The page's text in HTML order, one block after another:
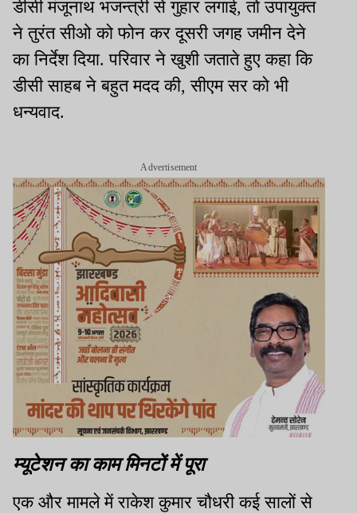
डीसी मंजूनाथ भजन्त्री से गुहार लगाई, तो उपायुक्त
ने तुरंत सीओ को फोन कर दूसरी जगह जमीन देने
का निर्देश दिया. परिवार ने खुशी जताते हुए कहा कि
डीसी साहब ने बहुत मदद की, सीएम सर को भी
धन्यवाद.
Advertisement
म्यूटेशन का काम मिनटों में पूरा
एक और मामले में राकेश कुमार चौधरी कई सालों से